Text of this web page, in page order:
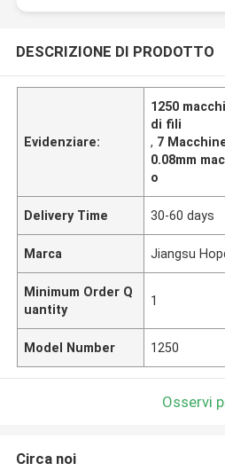
DESCRIZIONE DI PRODOTTO
Evidenziare:
1250
di fili
, 7
0.08mm
o
Delivery Time 30-60 days
Marca Jiangsu
Minimum Order Q
uantity
1
Model Number 1250
Osservi
Circa noi